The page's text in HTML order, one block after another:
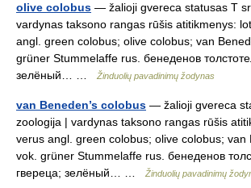
olive colobus — žalioji gvereca statusas T
vardynas taksono rangas rūšis atitikmenys:
angl. green colobus; olive colobus; van
grüner Stummelaffe rus. бенеденов
зелёный… …
Žinduolių pavadinimų žodynas
van Beneden’s colobus — žalioji gvereca
zoologija | vardynas taksono rangas rūšis
verus angl. green colobus; olive colobus; van
vok. grüner Stummelaffe rus. бенеденов
гвереца; зелёный… …
Žinduolių pavadinimų